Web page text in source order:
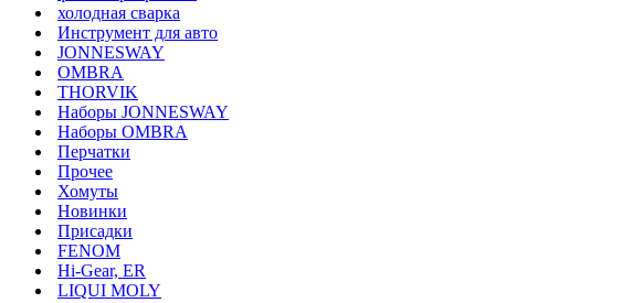
холодная сварка
Инструмент для авто
JONNESWAY
OMBRA
THORVIK
Наборы JONNESWAY
Наборы OMBRA
Перчатки
Прочее
Хомуты
Новинки
Присадки
FENOM
Hi-Gear, ER
LIQUI MOLY